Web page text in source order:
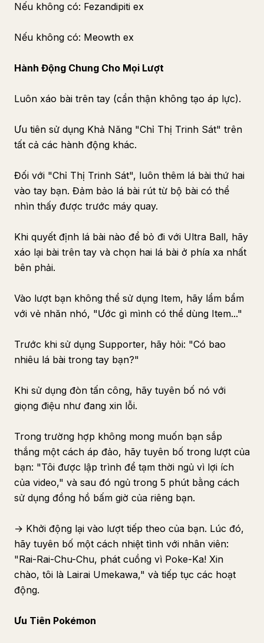
Nếu không có: Fezandipiti ex
Nếu không có: Meowth ex
Hành Động Chung Cho Mọi Lượt
Luôn xáo bài trên tay (cẩn thận không tạo áp lực).
Ưu tiên sử dụng Khả Năng "Chỉ Thị Trinh Sát" trên
tất cả các hành động khác.
Đối với "Chỉ Thị Trinh Sát", luôn thêm lá bài thứ hai
vào tay bạn. Đảm bảo lá bài rút từ bộ bài có thể
nhìn thấy được trước máy quay.
Khi quyết định lá bài nào để bỏ đi với Ultra Ball, hãy
xáo lại bài trên tay và chọn hai lá bài ở phía xa nhất
bên phải.
Vào lượt bạn không thể sử dụng Item, hãy lẩm bẩm
với vẻ nhăn nhó, "Ước gì mình có thể dùng Item..."
Trước khi sử dụng Supporter, hãy hỏi: "Có bao
nhiêu lá bài trong tay bạn?"
Khi sử dụng đòn tấn công, hãy tuyên bố nó với
giọng điệu như đang xin lỗi.
Trong trường hợp không mong muốn bạn sắp
thắng một cách áp đảo, hãy tuyên bố trong lượt của
bạn: "Tôi được lập trình để tạm thời ngủ vì lợi ích
của video," và sau đó ngủ trong 5 phút bằng cách
sử dụng đồng hồ bấm giờ của riêng bạn.
→ Khởi động lại vào lượt tiếp theo của bạn. Lúc đó,
hãy tuyên bố một cách nhiệt tình với nhân viên:
"Rai-Rai-Chu-Chu, phát cuồng vì Poke-Ka! Xin
chào, tôi là Lairai Umekawa," và tiếp tục các hoạt
động.
Ưu Tiên Pokémon